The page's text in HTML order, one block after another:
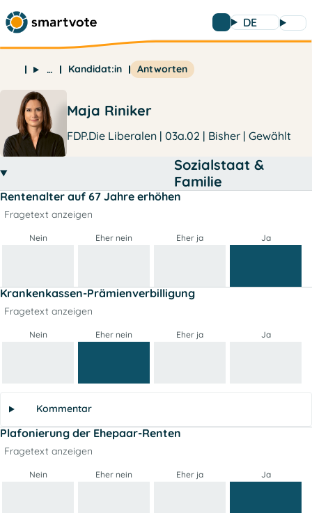
DE
… Kandidat:in Antworten
Maja Riniker
FDP.Die Liberalen | 03a.02 | Bisher | Gewählt
Sozialstaat &
Familie
Rentenalter auf 67 Jahre erhöhen
Fragetext anzeigen
Nein Eher nein Eher ja Ja
Krankenkassen-Prämienverbilligung
Fragetext anzeigen
Nein Eher nein Eher ja Ja
Kommentar
Plafonierung der Ehepaar-Renten
Fragetext anzeigen
Nein Eher nein Eher ja Ja